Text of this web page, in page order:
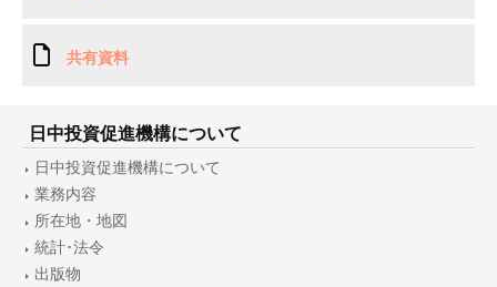
共有資料
日中投資促進機構について
日中投資促進機構について
業務内容
所在地・地図
統計･法令
出版物